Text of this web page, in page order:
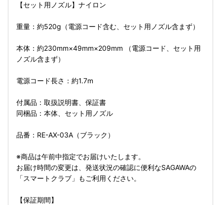
【セット用ノズル】ナイロン
重量：約520g（電源コード含む、セット用ノズル含まず）
本体：約230mm×49mm×209mm （電源コード、セット用
ノズル含まず）
電源コード長さ：約1.7m
付属品：取扱説明書、保証書
同梱品：本体、セット用ノズル
品番：RE-AX-03A（ブラック）
※商品は午前中指定でお届けいたします。
お届け時間の変更は、発送状況の確認に便利なSAGAWAの
「スマートクラブ」もご利用ください。
【保証期間】